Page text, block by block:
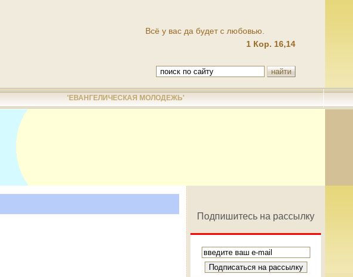
Всё у вас да будет с любовью.
1 Кор. 16,14
'ЕВАНГЕЛИЧЕСКАЯ МОЛОДЕЖЬ'
Подпишитесь на рассылку